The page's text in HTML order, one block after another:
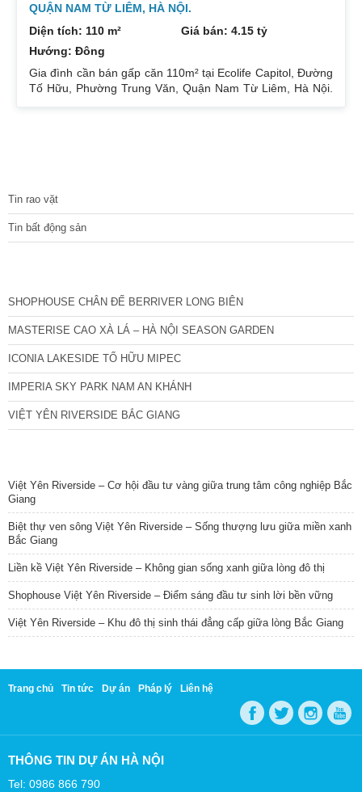
QUẬN NAM TỪ LIÊM, HÀ NỘI.
Diện tích: 110 m²
Giá bán: 4.15 tỷ
Hướng: Đông
Gia đình cần bán gấp căn 110m² tại Ecolife Capitol, Đường
Tố Hữu, Phường Trung Văn, Quận Nam Từ Liêm, Hà Nội.
Tin rao vặt
Tin bất động sản
SHOPHOUSE CHÂN ĐẾ BERRIVER LONG BIÊN
MASTERISE CAO XÀ LÁ – HÀ NỘI SEASON GARDEN
ICONIA LAKESIDE TỐ HỮU MIPEC
IMPERIA SKY PARK NAM AN KHÁNH
VIỆT YÊN RIVERSIDE BẮC GIANG
Việt Yên Riverside – Cơ hội đầu tư vàng giữa trung tâm công nghiệp Bắc
Giang
Biệt thự ven sông Việt Yên Riverside – Sống thượng lưu giữa miền xanh
Bắc Giang
Liền kề Việt Yên Riverside – Không gian sống xanh giữa lòng đô thị
Shophouse Việt Yên Riverside – Điểm sáng đầu tư sinh lời bền vững
Việt Yên Riverside – Khu đô thị sinh thái đẳng cấp giữa lòng Bắc Giang
Trang chủ Tin tức Dự án Pháp lý Liên hệ
THÔNG TIN DỰ ÁN HÀ NỘI
Tel: 0986 866 790